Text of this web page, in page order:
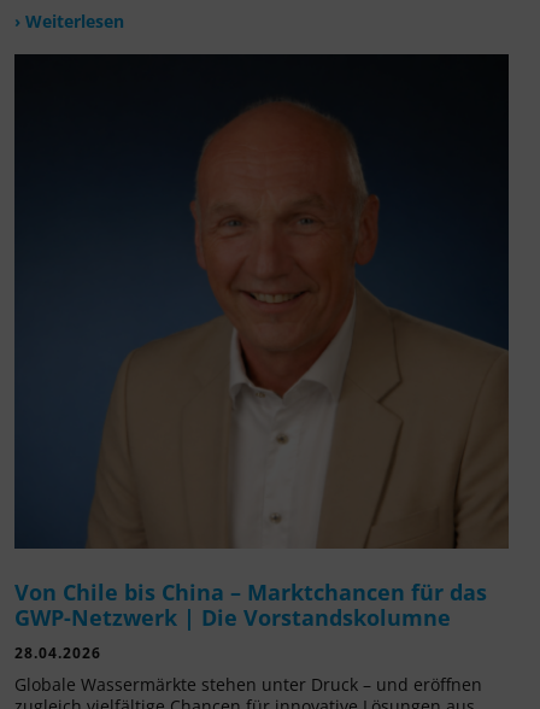
› Weiterlesen
Von Chile bis China – Marktchancen für das
GWP-Netzwerk | Die Vorstandskolumne
28.04.2026
Globale Wassermärkte stehen unter Druck – und eröffnen